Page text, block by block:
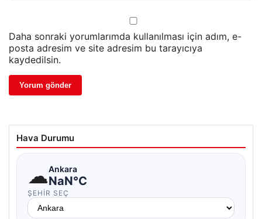
Daha sonraki yorumlarımda kullanılması için adım, e-
posta adresim ve site adresim bu tarayıcıya
kaydedilsin.
Hava Durumu
☁Ankara
NaN°C
ŞEHIR SEÇ